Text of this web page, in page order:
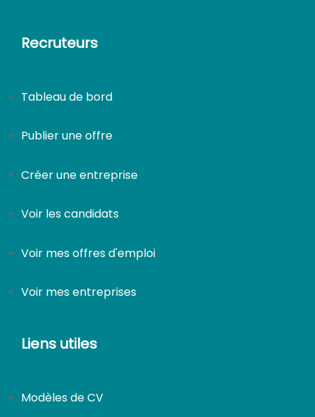
Recruteurs
Tableau de bord
Publier une offre
Créer une entreprise
Voir les candidats
Voir mes offres d'emploi
Voir mes entreprises
Liens utiles
Modèles de CV